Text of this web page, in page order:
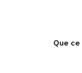
Que